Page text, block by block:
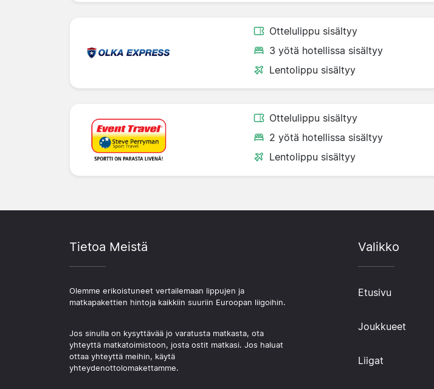
Ottelulippu sisältyy
3 yötä hotellissa sisältyy
Lentolippu sisältyy
Ottelulippu sisältyy
2 yötä hotellissa sisältyy
Lentolippu sisältyy
Tietoa Meistä
Olemme erikoistuneet vertailemaan lippujen ja
matkapakettien hintoja kaikkiin suuriin Euroopan liigoihin.
Jos sinulla on kysyttävää jo varatusta matkasta, ota
yhteyttä matkatoimistoon, josta ostit matkasi. Jos haluat
ottaa yhteyttä meihin, käytä
yhteydenottolomakettamme.
Valikko
Etusivu
Joukkueet
Liigat